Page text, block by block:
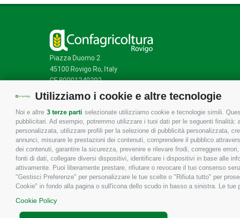
Utilizziamo i cookie e altre tecnologie
Noi e altre 3 terze parti selezionate utilizziamo cookie e tecnologie simili.
pubblicitari. Ad esempio, potremmo utilizzare i tuoi dati per le seguenti
personalizzata, utilizzare profili per la selezione di pubblicità personalizzata,
annunci, misurare le prestazioni dei contenuti, comprendere il pubblico
dei contenuti, garantire la sicurezza, prevenire e rilevare frodi, correggere
fonti di dati, collegare diversi dispositivi, identificare i dispositivi in base alle
attivamente. Puoi liberamente prestare, rifiutare o revocare il tuo consenso
"Gestisci Preferenze" per personalizzare le tue scelte o "Rifiuta tutto" per
Cookie" in fondo alla pagina o sull'icona dello scudo in basso a sinistra. Le
Cookie Policy
Piazza Duomo 2
45100 Rovigo Ro, Italy
CF 80001240292
Mappa del sito/Privacy Policy /Cookie Policy